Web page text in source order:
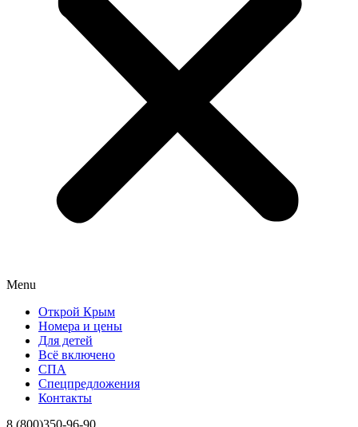
Menu
Открой Крым
Номера и цены
Для детей
Всё включено
СПА
Спецпредложения
Контакты
8 (800)350-96-90